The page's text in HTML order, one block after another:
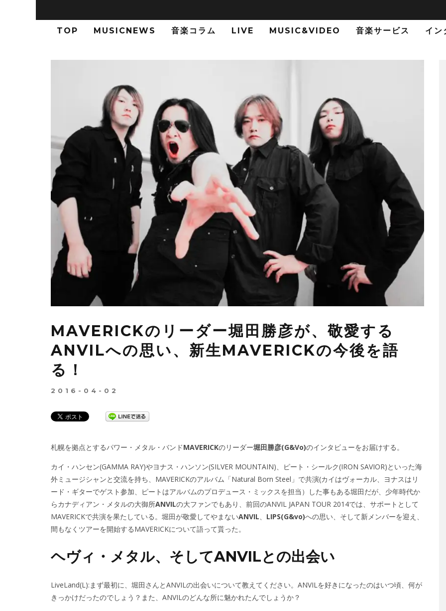
TOP MUSICNEWS 音楽コラム LIVE MUSIC&VIDEO 音楽サービス イン
MAVERICKのリーダー堀田勝彦が、敬愛する
ANVILへの思い、新生MAVERICKの今後を語
る！
2016-04-02
札幌を拠点とするパワー・メタル・バンドMAVERICKのリーダー堀田勝彦(G&Vo)のインタビューをお届けする。
カイ・ハンセン(GAMMA RAY)やヨナス・ハンソン(SILVER MOUNTAIN)、ピート・シールク(IRON SAVIOR)といった海
外ミュージシャンと交流を持ち、MAVERICKのアルバム「Natural Born Steel」で共演(カイはヴォーカル、ヨナスはリ
ード・ギターでゲスト参加、ピートはアルバムのプロデュース・ミックスを担当）した事もある堀田だが、少年時代か
らカナディアン・メタルの大御所ANVILの大ファンでもあり、前回のANVIL JAPAN TOUR 2014では、サポートとして
MAVERICKで共演を果たしている。堀田が敬愛してやまないANVIL、 LIPS(G&vo)への思い、そして新メンバーを迎え、
間もなくツアーを開始するMAVERICKについて語って貰った。
ヘヴィ・メタル、そしてANVILとの出会い
LiveLand(L):まず最初に、堀田さんとANVILの出会いについて教えてください。ANVILを好きになったのはいつ頃、何が
きっかけだったのでしょう？また、ANVILのどんな所に魅かれたんでしょうか？